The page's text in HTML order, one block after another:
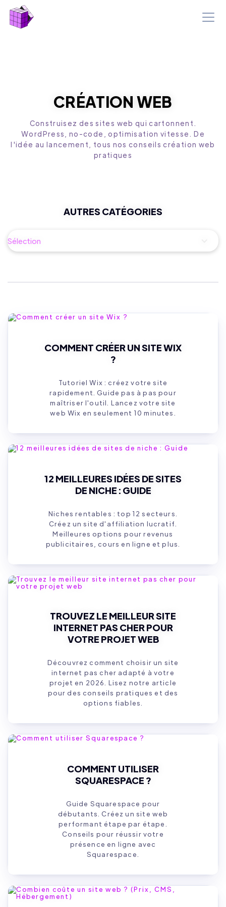
CRÉATION WEB
Construisez des sites web qui cartonnent.
WordPress, no-code, optimisation vitesse. De
l'idée au lancement, tous nos conseils création web
pratiques
AUTRES CATÉGORIES
Sélection
COMMENT CRÉER UN SITE WIX
?
Tutoriel Wix : créez votre site
rapidement. Guide pas à pas pour
maîtriser l'outil. Lancez votre site
web Wix en seulement 10 minutes.
12 MEILLEURES IDÉES DE SITES
DE NICHE : GUIDE
Niches rentables : top 12 secteurs.
Créez un site d'affiliation lucratif.
Meilleures options pour revenus
publicitaires, cours en ligne et plus.
TROUVEZ LE MEILLEUR SITE
INTERNET PAS CHER POUR
VOTRE PROJET WEB
Découvrez comment choisir un site
internet pas cher adapté à votre
projet en 2026. Lisez notre article
pour des conseils pratiques et des
options fiables.
COMMENT UTILISER
SQUARESPACE ?
Guide Squarespace pour
débutants. Créez un site web
performant étape par étape.
Conseils pour réussir votre
présence en ligne avec
Squarespace.